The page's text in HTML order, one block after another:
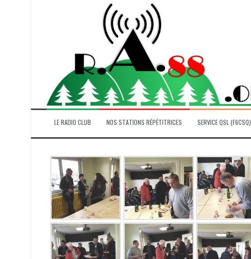
LE RADIO CLUB NOS STATIONS RÉPÉTITRICES SERVICE QSL (F6CSQ)